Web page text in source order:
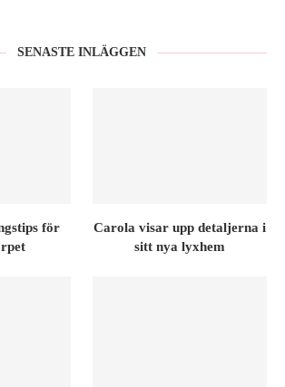
SENASTE INLÄGGEN
för
Carola visar upp detaljerna i
sitt nya lyxhem